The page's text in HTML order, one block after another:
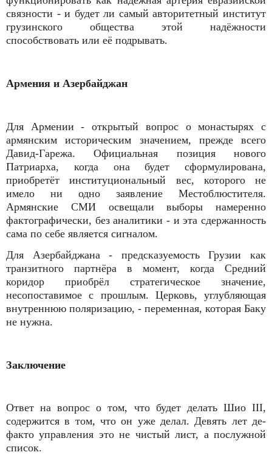
связности - и будет ли самый авторитетный институт
грузинского общества этой надёжности
способствовать или её подрывать.
Армения и Азербайджан
Для Армении - открытый вопрос о монастырях с
армянским историческим значением, прежде всего
Давид-Гарежа. Официальная позиция нового
Патриарха, когда она будет сформулирована,
приобретёт институциональный вес, которого не
имело ни одно заявление Местоблюстителя.
Армянские СМИ освещали выборы намеренно
фактографически, без аналитики - и эта сдержанность
сама по себе является сигналом.
Для Азербайджана - предсказуемость Грузии как
транзитного партнёра в момент, когда Средний
коридор приобрёл стратегическое значение,
несопоставимое с прошлым. Церковь, углубляющая
внутреннюю поляризацию, - переменная, которая Баку
не нужна.
Заключение
Ответ на вопрос о том, что будет делать Шио III,
содержится в том, что он уже делал. Девять лет де-
факто управления это не чистый лист, а послужной
список.